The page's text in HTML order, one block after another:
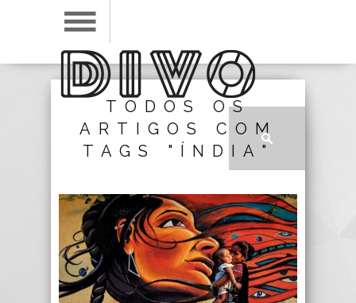
TODOS OS
ARTIGOS COM
TAGS "ÍNDIA"